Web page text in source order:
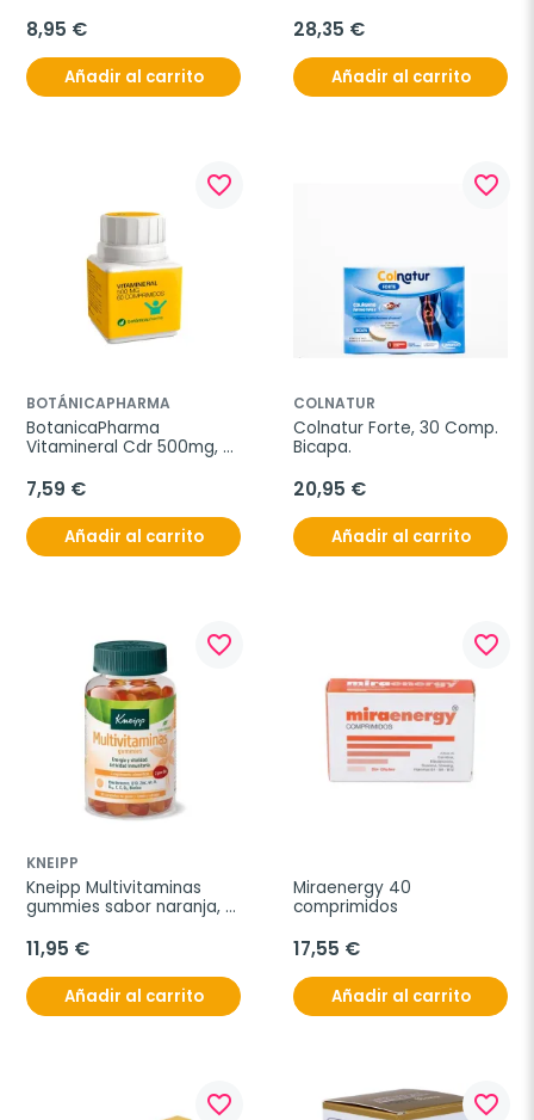
8,95 €
Añadir al carrito
28,35 €
Añadir al carrito
favorite_border
BOTÁNICAPHARMA
BotanicaPharma
Vitamineral Cdr 500mg,
7,59 €
Añadir al carrito
favorite_border
COLNATUR
Colnatur Forte, 30 Comp.
Bicapa.
20,95 €
Añadir al carrito
favorite_border
KNEIPP
Kneipp Multivitaminas
gummies sabor naranja,
11,95 €
Añadir al carrito
favorite_border
Miraenergy 40
comprimidos
17,55 €
Añadir al carrito
favorite_border favorite_border